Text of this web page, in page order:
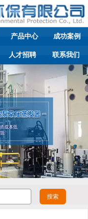
产品中心 成功案例
人才招聘 联系我们